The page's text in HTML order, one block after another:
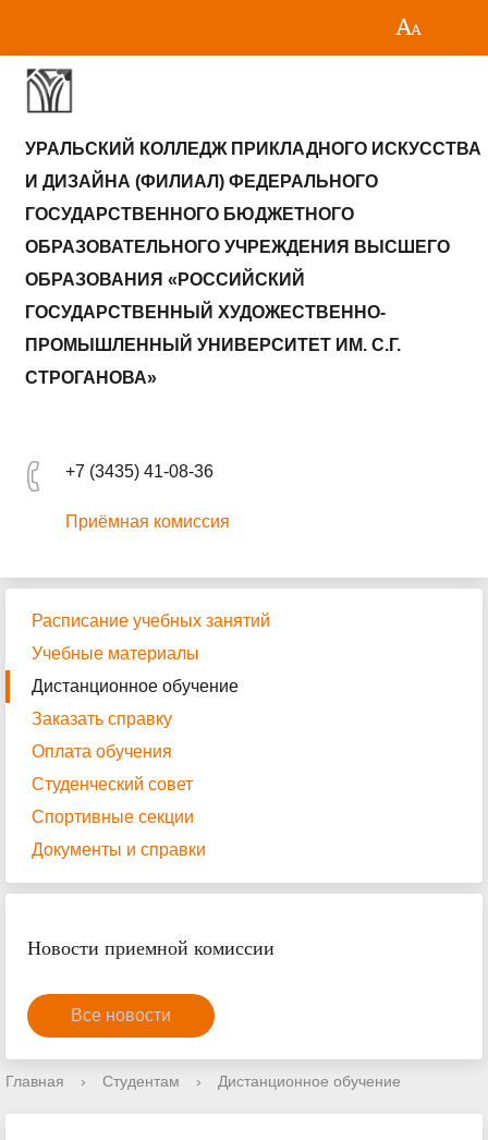
УРАЛЬСКИЙ КОЛЛЕДЖ ПРИКЛАДНОГО ИСКУССТВА
И ДИЗАЙНА (ФИЛИАЛ) ФЕДЕРАЛЬНОГО
ГОСУДАРСТВЕННОГО БЮДЖЕТНОГО
ОБРАЗОВАТЕЛЬНОГО УЧРЕЖДЕНИЯ ВЫСШЕГО
ОБРАЗОВАНИЯ «РОССИЙСКИЙ
ГОСУДАРСТВЕННЫЙ ХУДОЖЕСТВЕННО-
ПРОМЫШЛЕННЫЙ УНИВЕРСИТЕТ ИМ. С.Г.
СТРОГАНОВА»
+7 (3435) 41-08-36
Приёмная комиссия
Расписание учебных занятий
Учебные материалы
Дистанционное обучение
Заказать справку
Оплата обучения
Студенческий совет
Спортивные секции
Документы и справки
Новости приемной комиссии
Все новости
Главная › Студентам › Дистанционное обучение